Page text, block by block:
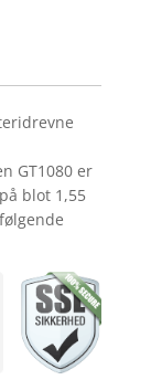
GT1080 er
blot 1,55